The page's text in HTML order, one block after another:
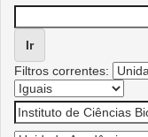
Filtros correntes: